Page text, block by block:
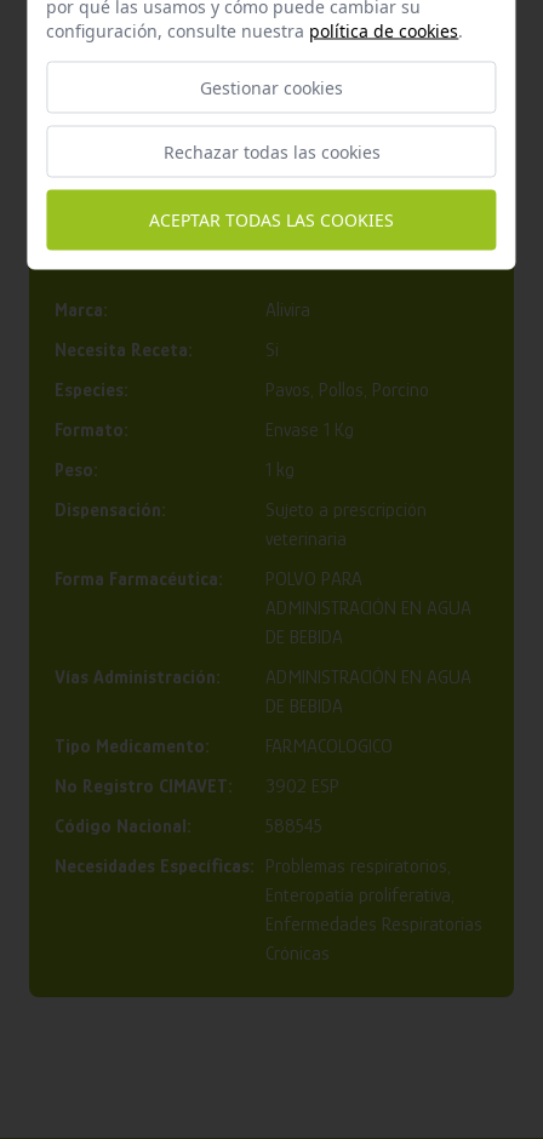
estándares de calidad.
de abordar problemas específicos de salud.
Características
Marca:
Alivira
Necesita Receta:
Si
Especies:
Pavos, Pollos, Porcino
Formato:
Envase 1 Kg
Peso:
1 kg
Dispensación:
Sujeto a prescripción
veterinaria
Forma Farmacéutica:
POLVO PARA
ADMINISTRACIÓN EN AGUA
DE BEBIDA
Vías Administración:
ADMINISTRACIÓN EN AGUA
DE BEBIDA
Tipo Medicamento:
FARMACOLOGICO
Nº Registro CIMAVET:
3902 ESP
Código Nacional:
588545
Necesidades Específicas:
Problemas respiratorios,
Enteropatía proliferativa,
Enfermedades Respiratorias
Crónicas
por qué las usamos y cómo puede cambiar su
configuración, consulte nuestra política de cookies.
Gestionar cookies
Rechazar todas las cookies
ACEPTAR TODAS LAS COOKIES